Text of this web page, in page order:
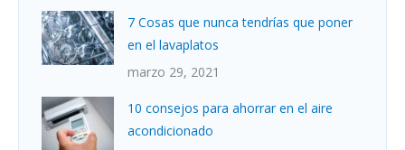
7 Cosas que nunca tendrías que poner
en el lavaplatos
marzo 29, 2021
10 consejos para ahorrar en el aire
acondicionado